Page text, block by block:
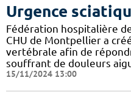
Urgence
Fédération hospitalière
CHU de Montpellier a
vertébrale afin de
souffrant de douleurs
15/11/2024 13:00